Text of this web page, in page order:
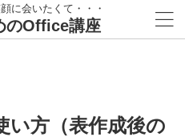
に会いたくて・・・
のOffice講座
い方（表作成後の